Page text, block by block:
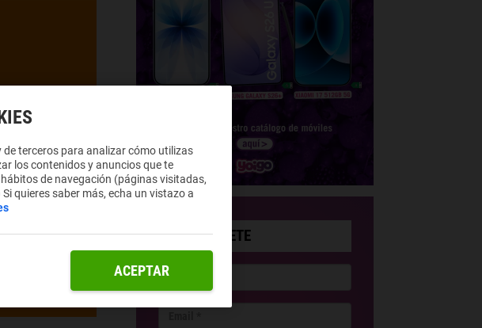
SUSCRÍBETE
de terceros para analizar cómo utilizas
los contenidos y anuncios que te
de navegación (páginas visitadas,
quieres saber más, echa un vistazo a
ACEPTAR